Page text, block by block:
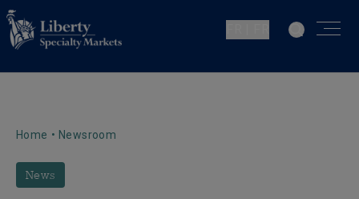
Home • Newsroom
News